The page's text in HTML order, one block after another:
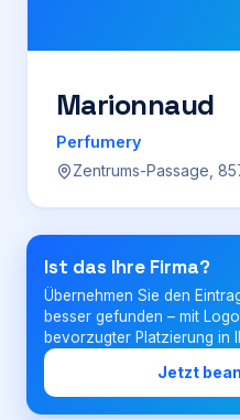
Preise
Für Firmen
Firma
Marionnaud
Perfumery
Zentrums-Passage,
Ist das Ihre Firma?
Übernehmen Sie den
besser gefunden – mit
bevorzugter Platzierung in
Jetzt